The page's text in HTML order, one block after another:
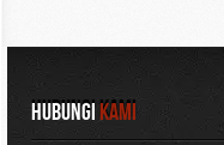
HUBUNGIKAMI